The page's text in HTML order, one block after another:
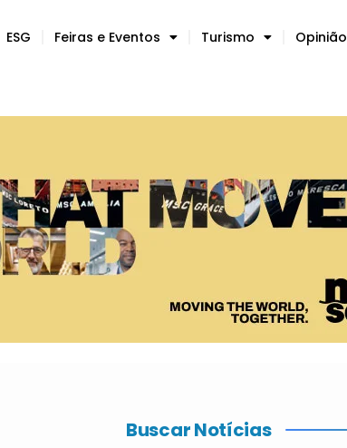
ESG Feiras e Eventos Turismo Opinião
Buscar Notícias